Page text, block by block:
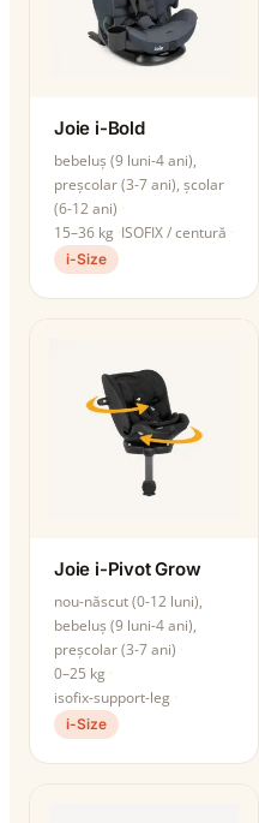
Joie i-Bold
bebeluș (9 luni-4 ani),
preșcolar (3-7 ani), școlar
(6-12 ani)
15–36 kg ISOFIX / centură
i-Size
Joie i-Pivot Grow
nou-născut (0-12 luni),
bebeluș (9 luni-4 ani),
preșcolar (3-7 ani)
0–25 kg
isofix-support-leg
i-Size